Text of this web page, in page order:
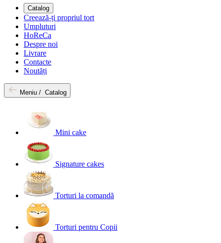
Catalog
Creează-ți propriul tort
Umpluturi
HoReCa
Despre noi
Livrare
Contacte
Noutăți
Meniu / Catalog
Mini cake
Signature cakes
Torturi la comandă
Torturi pentru Copii